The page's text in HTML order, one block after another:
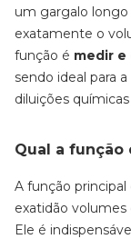
um gargalo
exatamente o
função é medir e
sendo ideal para
diluições
Qual a função
A função
exatidão volumes
Ele é